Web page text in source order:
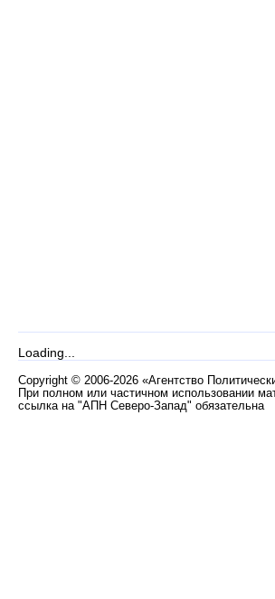
Loading...
Copyright © 2006-2026 «Агентство
При полном или частичном использовании
ссылка на "АПН Северо-Запад" обязательна